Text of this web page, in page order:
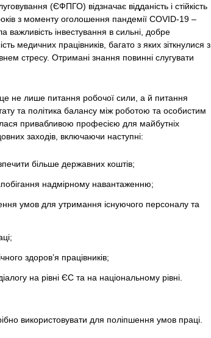
(ЄФПГО) відзначає відданість і стійкість
з моменту оголошення пандемії COVID-19 –
важливість інвестування в сильні, добре
медичних працівників, багато з яких зіткнулися з
стресу. Отримані знання повинні слугувати
це не лише питання робочої сили, а й питання
та політика балансу між роботою та особистим
привабливою професією для майбутніх
заходів, включаючи наступні:
більше державних коштів;
надмірному навантаженню;
умов для утримання існуючого персоналу та
здоров’я працівників;
на рівні ЄС та на національному рівні.
використовувати для поліпшення умов праці.